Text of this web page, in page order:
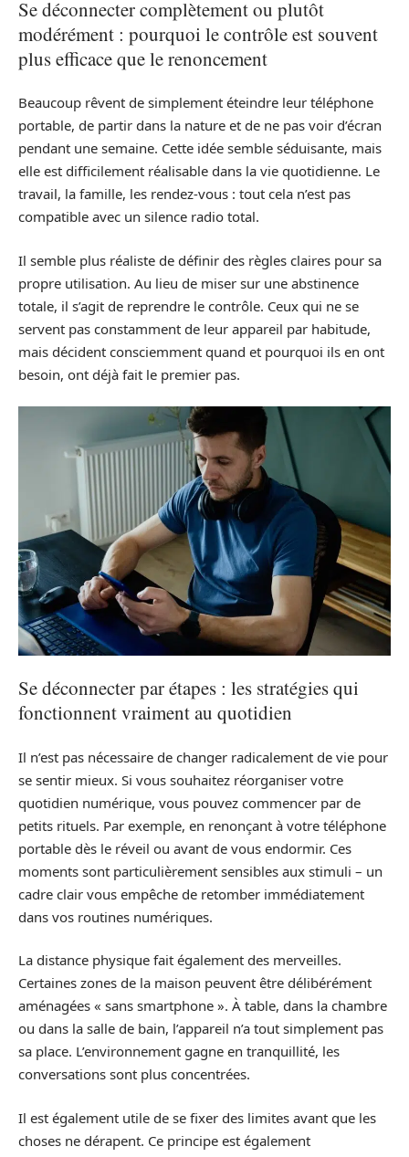
Se déconnecter complètement ou plutôt
modérément : pourquoi le contrôle est souvent
plus efficace que le renoncement
Beaucoup rêvent de simplement éteindre leur téléphone
portable, de partir dans la nature et de ne pas voir d’écran
pendant une semaine. Cette idée semble séduisante, mais
elle est difficilement réalisable dans la vie quotidienne. Le
travail, la famille, les rendez-vous : tout cela n’est pas
compatible avec un silence radio total.
Il semble plus réaliste de définir des règles claires pour sa
propre utilisation. Au lieu de miser sur une abstinence
totale, il s’agit de reprendre le contrôle. Ceux qui ne se
servent pas constamment de leur appareil par habitude,
mais décident consciemment quand et pourquoi ils en ont
besoin, ont déjà fait le premier pas.
Se déconnecter par étapes : les stratégies qui
fonctionnent vraiment au quotidien
Il n’est pas nécessaire de changer radicalement de vie pour
se sentir mieux. Si vous souhaitez réorganiser votre
quotidien numérique, vous pouvez commencer par de
petits rituels. Par exemple, en renonçant à votre téléphone
portable dès le réveil ou avant de vous endormir. Ces
moments sont particulièrement sensibles aux stimuli – un
cadre clair vous empêche de retomber immédiatement
dans vos routines numériques.
La distance physique fait également des merveilles.
Certaines zones de la maison peuvent être délibérément
aménagées « sans smartphone ». À table, dans la chambre
ou dans la salle de bain, l’appareil n’a tout simplement pas
sa place. L’environnement gagne en tranquillité, les
conversations sont plus concentrées.
Il est également utile de se fixer des limites avant que les
choses ne dérapent. Ce principe est également